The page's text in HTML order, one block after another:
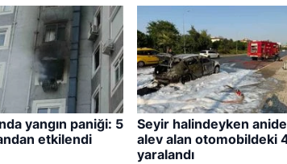
yangın paniği: 5
etkilendi
Seyir halindeyken
alev alan otomobildeki
yaralandı